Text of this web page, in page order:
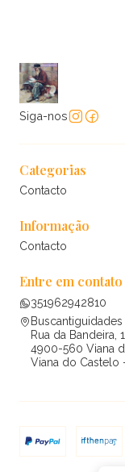
Siga-nos
Categorias
Contacto
Informação
Contacto
Entre em contato
351962942810
Rua da Bandeira,
4900-560 Viana
Viana do Castelo